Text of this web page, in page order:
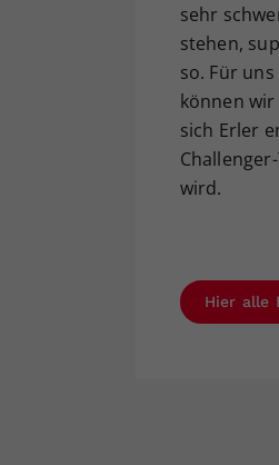
sehr
stehen,
so. Für
können
sich Erler
wird.
Hier alle